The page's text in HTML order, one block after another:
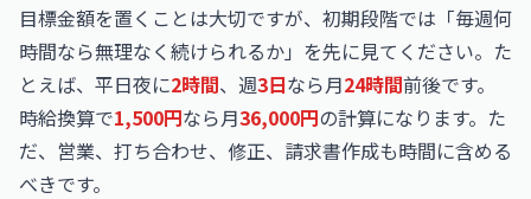
目標金額を置くことは大切ですが、初期段階では「毎週何
時間なら無理なく続けられるか」を先に見てください。た
とえば、平日夜に2時間、週3日なら月24時間前後です。
時給換算で1,500円なら月36,000円の計算になります。た
だ、営業、打ち合わせ、修正、請求書作成も時間に含める
べきです。